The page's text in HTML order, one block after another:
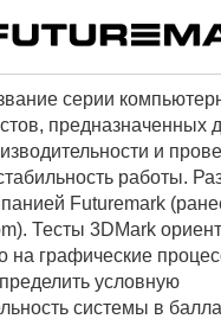
серии
предназначенных
и
работы.
Futuremark
Тесты 3DMark
на графические
условную
системы в